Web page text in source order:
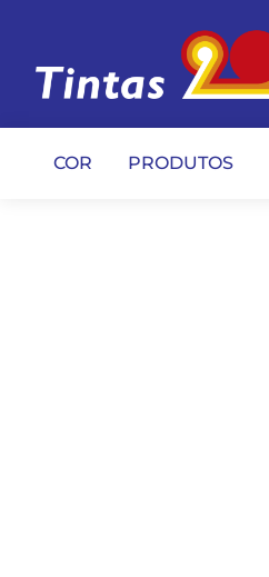
COR PRODUTOS